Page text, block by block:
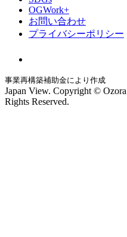
OGWork+
お問い合わせ
プライバシーポリシー
事業再構築補助金により作成
Japan View. Copyright ©
Rights Reserved.